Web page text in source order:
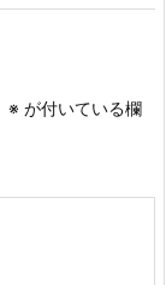
※ が付いている欄